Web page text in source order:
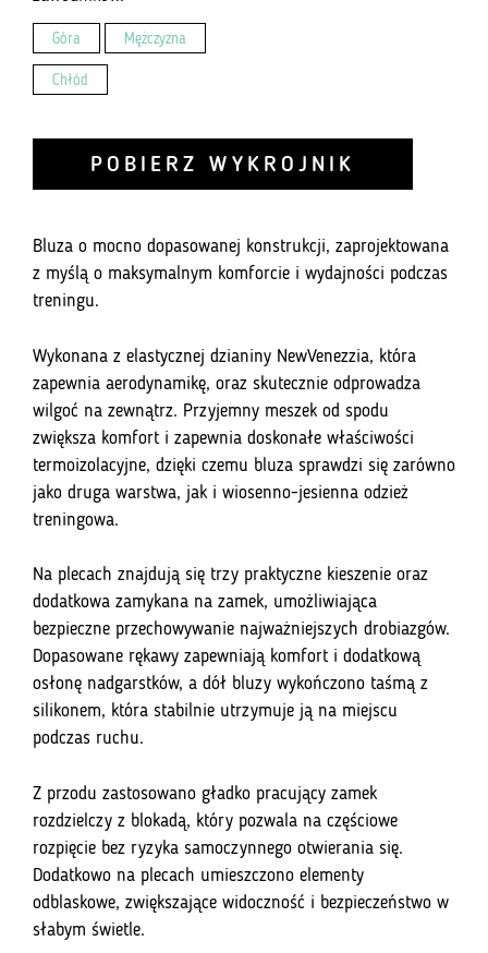
Góra Mężczyzna
Chłód
POBIERZ WYKROJNIK
Bluza o mocno dopasowanej konstrukcji, zaprojektowana
z myślą o maksymalnym komforcie i wydajności podczas
treningu.
Wykonana z elastycznej dzianiny NewVenezzia, która
zapewnia aerodynamikę, oraz skutecznie odprowadza
wilgoć na zewnątrz. Przyjemny meszek od spodu
zwiększa komfort i zapewnia doskonałe właściwości
termoizolacyjne, dzięki czemu bluza sprawdzi się zarówno
jako druga warstwa, jak i wiosenno-jesienna odzież
treningowa.
Na plecach znajdują się trzy praktyczne kieszenie oraz
dodatkowa zamykana na zamek, umożliwiająca
bezpieczne przechowywanie najważniejszych drobiazgów.
Dopasowane rękawy zapewniają komfort i dodatkową
osłonę nadgarstków, a dół bluzy wykończono taśmą z
silikonem, która stabilnie utrzymuje ją na miejscu
podczas ruchu.
Z przodu zastosowano gładko pracujący zamek
rozdzielczy z blokadą, który pozwala na częściowe
rozpięcie bez ryzyka samoczynnego otwierania się.
Dodatkowo na plecach umieszczono elementy
odblaskowe, zwiększające widoczność i bezpieczeństwo w
słabym świetle.